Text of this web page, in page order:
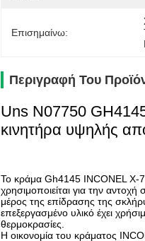
Επισημαίνω:
Περιγραφή Του
Uns N07750
κινητήρα υψηλής
Το κράμα Gh4145 INCONEL X-
χρησιμοποιείται για την
μέρος της επίδρασης της
επεξεργασμένο υλικό έχει
θερμοκρασίες.
Η οικονομία του κράματος